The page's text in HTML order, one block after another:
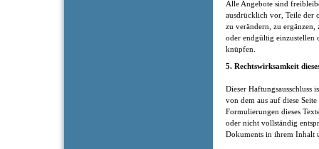
Alle Angebote sind
ausdrücklich vor, Teile der
zu verändern, zu
oder endgültig einzustellen
knüpfen.
5. Rechtswirksamkeit
Dieser Haftungsausschluss
von dem aus auf diese
Formulierungen dieses
oder nicht vollständig
Dokuments in ihrem Inhalt